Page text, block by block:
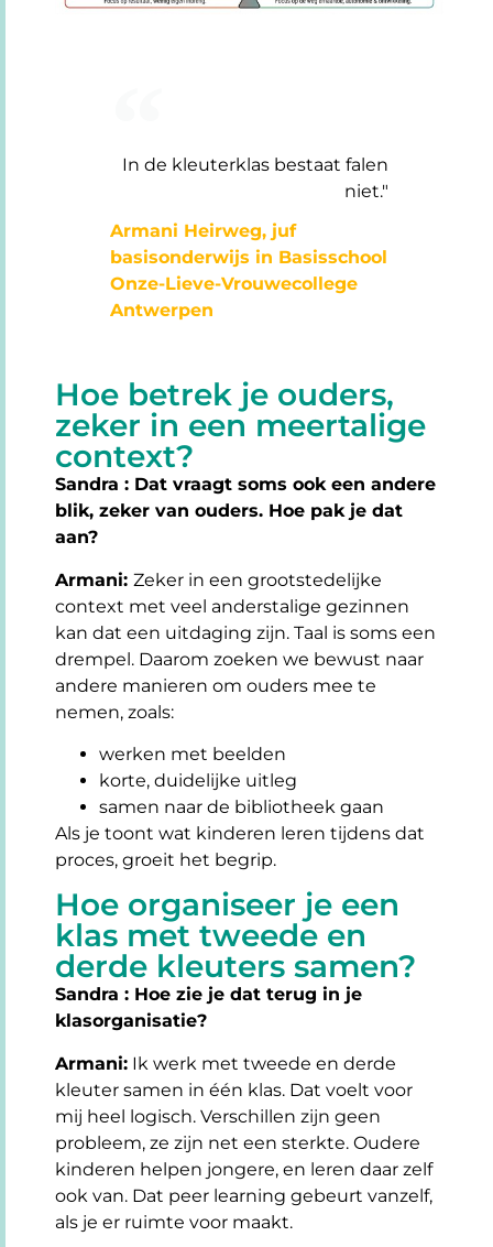
In de kleuterklas bestaat falen
niet."
Armani Heirweg, juf
basisonderwijs in Basisschool
Onze-Lieve-Vrouwecollege
Antwerpen
Hoe betrek je ouders,
zeker in een meertalige
context?
Sandra : Dat vraagt soms ook een andere
blik, zeker van ouders. Hoe pak je dat
aan?
Armani: Zeker in een grootstedelijke
context met veel anderstalige gezinnen
kan dat een uitdaging zijn. Taal is soms een
drempel. Daarom zoeken we bewust naar
andere manieren om ouders mee te
nemen, zoals:
werken met beelden
korte, duidelijke uitleg
samen naar de bibliotheek gaan
Als je toont wat kinderen leren tijdens dat
proces, groeit het begrip.
Hoe organiseer je een
klas met tweede en
derde kleuters samen?
Sandra : Hoe zie je dat terug in je
klasorganisatie?
Armani: Ik werk met tweede en derde
kleuter samen in één klas. Dat voelt voor
mij heel logisch. Verschillen zijn geen
probleem, ze zijn net een sterkte. Oudere
kinderen helpen jongere, en leren daar zelf
ook van. Dat peer learning gebeurt vanzelf,
als je er ruimte voor maakt.